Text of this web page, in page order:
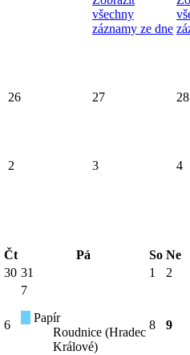
všechny
záznamy ze dne
26 27 28
2 3 4
Čt Pá So Ne
30 31 1 2
6
7
Papír
Roudnice (Hradec
Králové)
8 9